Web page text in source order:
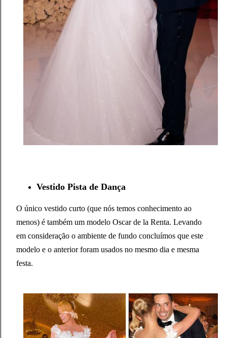
Vestido Pista de Dança
O único vestido curto (que nós temos conhecimento ao
menos) é também um modelo Oscar de la Renta. Levando
em consideração o ambiente de fundo concluímos que este
modelo e o anterior foram usados no mesmo dia e mesma
festa.